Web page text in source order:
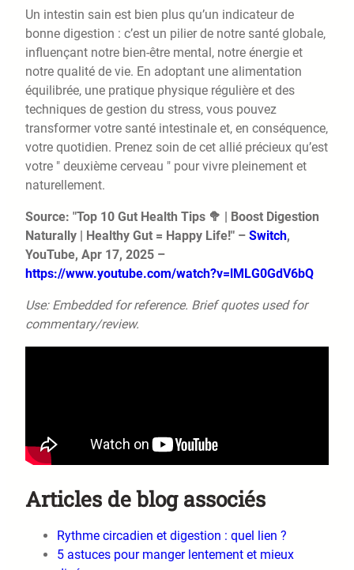
Un intestin sain est bien plus qu’un indicateur de
bonne digestion : c’est un pilier de notre santé globale,
influençant notre bien-être mental, notre énergie et
notre qualité de vie. En adoptant une alimentation
équilibrée, une pratique physique régulière et des
techniques de gestion du stress, vous pouvez
transformer votre santé intestinale et, en conséquence,
votre quotidien. Prenez soin de cet allié précieux qu’est
votre " deuxième cerveau " pour vivre pleinement et
naturellement.
Source: "Top 10 Gut Health Tips 🥦 | Boost Digestion
Naturally | Healthy Gut = Happy Life!" – Switch,
YouTube, Apr 17, 2025 –
https://www.youtube.com/watch?v=lMLG0GdV6bQ
Use: Embedded for reference. Brief quotes used for
commentary/review.
Articles de blog associés
Rythme circadien et digestion : quel lien ?
5 astuces pour manger lentement et mieux